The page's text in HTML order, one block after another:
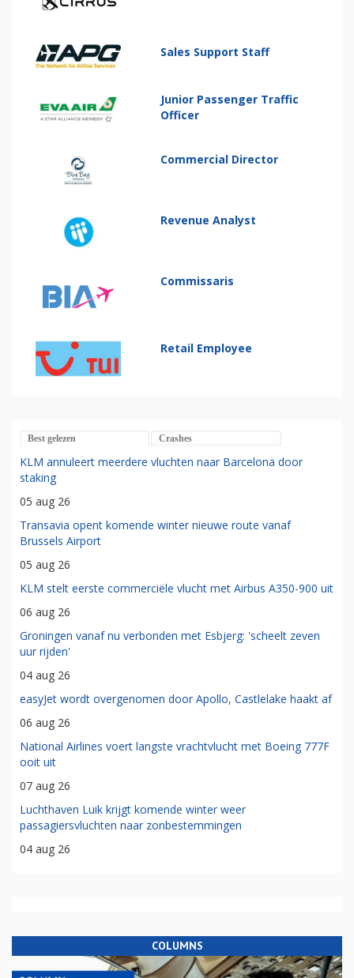
Sales Support Staff
Junior Passenger Traffic
Officer
Commercial Director
Revenue Analyst
Commissaris
Retail Employee
Best gelezen Crashes
KLM annuleert meerdere vluchten naar Barcelona door
staking
05 aug 26
Transavia opent komende winter nieuwe route vanaf
Brussels Airport
05 aug 26
KLM stelt eerste commerciële vlucht met Airbus A350-900 uit
06 aug 26
Groningen vanaf nu verbonden met Esbjerg: 'scheelt zeven
uur rijden'
04 aug 26
easyJet wordt overgenomen door Apollo, Castlelake haakt af
06 aug 26
National Airlines voert langste vrachtvlucht met Boeing 777F
ooit uit
07 aug 26
Luchthaven Luik krijgt komende winter weer
passagiersvluchten naar zonbestemmingen
04 aug 26
COLUMNS